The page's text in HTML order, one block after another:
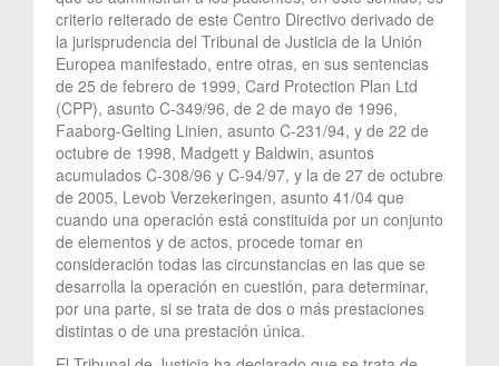
criterio reiterado de este Centro Directivo derivado de
la jurisprudencia del Tribunal de Justicia de la Unión
Europea manifestado, entre otras, en sus sentencias
de 25 de febrero de 1999, Card Protection Plan Ltd
(CPP), asunto C-349/96, de 2 de mayo de 1996,
Faaborg-Gelting Linien, asunto C-231/94, y de 22 de
octubre de 1998, Madgett y Baldwin, asuntos
acumulados C-308/96 y C-94/97, y la de 27 de octubre
de 2005, Levob Verzekeringen, asunto 41/04 que
cuando una operación está constituida por un conjunto
de elementos y de actos, procede tomar en
consideración todas las circunstancias en las que se
desarrolla la operación en cuestión, para determinar,
por una parte, si se trata de dos o más prestaciones
distintas o de una prestación única.